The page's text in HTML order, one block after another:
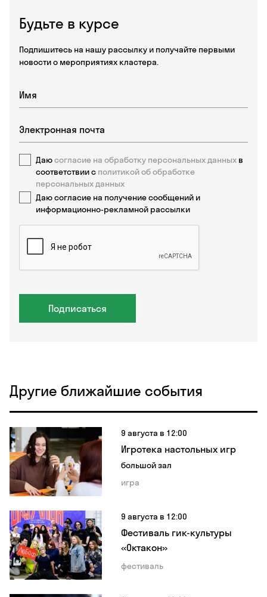
Будьте в курсе
Подпишитесь на нашу рассылку и получайте первыми
новости о мероприятиях кластера.
Даюсогласие на обработку персональных данных в
соответствии с политикой об обработке
персональных данных
Даю согласие на получение сообщений и
информационно-рекламной рассылки
Подписаться
Другие ближайшие события
9 августа в 12:00
Игротека настольных игр
большой зал
игра
9 августа в 12:00
Фестиваль гик-культуры
«Октакон»
фестиваль